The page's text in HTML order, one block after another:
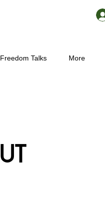
Freedom Talks More